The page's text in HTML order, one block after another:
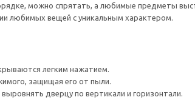
можно спрятать, а любимые предметы
любимых вещей с уникальным характером.
легким нажатием.
защищая его от пыли.
дверцу по вертикали и горизонтали.